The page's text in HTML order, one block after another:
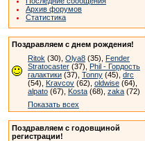
Архив форумов
Статистика
Поздравляем с днем рождения!
Ritok (30), Olya8 (35), Fender
Stratocaster (37), Phil - Гордость
галактики (37), Tonny (45), drc
(54), Kravcov (62), oldwise (64),
alpato (67), Kosta (68), zaka (72)
Показать всех
Поздравляем с годовщиной
регистрации!